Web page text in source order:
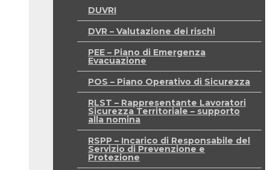
DUVRI
DVR – Valutazione dei rischi
PEE – Piano di Emergenza
Evacuazione
POS – Piano Operativo di Sicurezza
RLST – Rappresentante Lavoratori
Sicurezza Territoriale – supporto
alla nomina
RSPP – Incarico di Responsabile del
Servizio di Prevenzione e
Protezione